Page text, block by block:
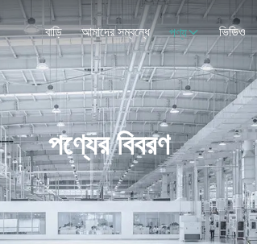
বাড়ি আমাদের সম্বন্ধে পণ্য ভিডিও
পণ্যের বিবরণ